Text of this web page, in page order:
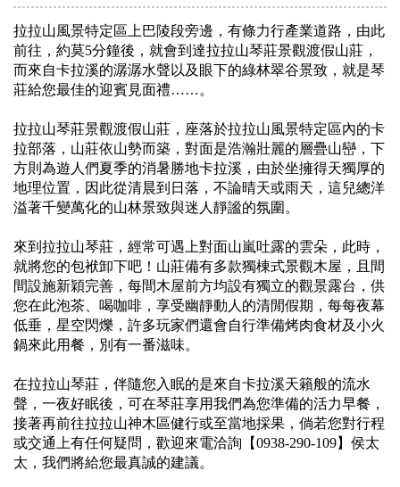
拉拉山風景特定區上巴陵段旁邊，有條力行產業道路，由此
前往，約莫5分鐘後，就會到達拉拉山琴莊景觀渡假山莊，
而來自卡拉溪的潺潺水聲以及眼下的綠林翠谷景致，就是琴
莊給您最佳的迎賓見面禮……。
拉拉山琴莊景觀渡假山莊，座落於拉拉山風景特定區內的卡
拉部落，山莊依山勢而築，對面是浩瀚壯麗的層疊山巒，下
方則為遊人們夏季的消暑勝地卡拉溪，由於坐擁得天獨厚的
地理位置，因此從清晨到日落，不論晴天或雨天，這兒總洋
溢著千變萬化的山林景致與迷人靜謐的氛圍。
來到拉拉山琴莊，經常可遇上對面山嵐吐露的雲朵，此時，
就將您的包袱卸下吧！山莊備有多款獨棟式景觀木屋，且間
間設施新穎完善，每間木屋前方均設有獨立的觀景露台，供
您在此泡茶、喝咖啡，享受幽靜動人的清閒假期，每每夜幕
低垂，星空閃爍，許多玩家們還會自行準備烤肉食材及小火
鍋來此用餐，別有一番滋味。
在拉拉山琴莊，伴隨您入眠的是來自卡拉溪天籟般的流水
聲，一夜好眠後，可在琴莊享用我們為您準備的活力早餐，
接著再前往拉拉山神木區健行或至當地採果，倘若您對行程
或交通上有任何疑問，歡迎來電洽詢【0938-290-109】侯太
太，我們將給您最真誠的建議。